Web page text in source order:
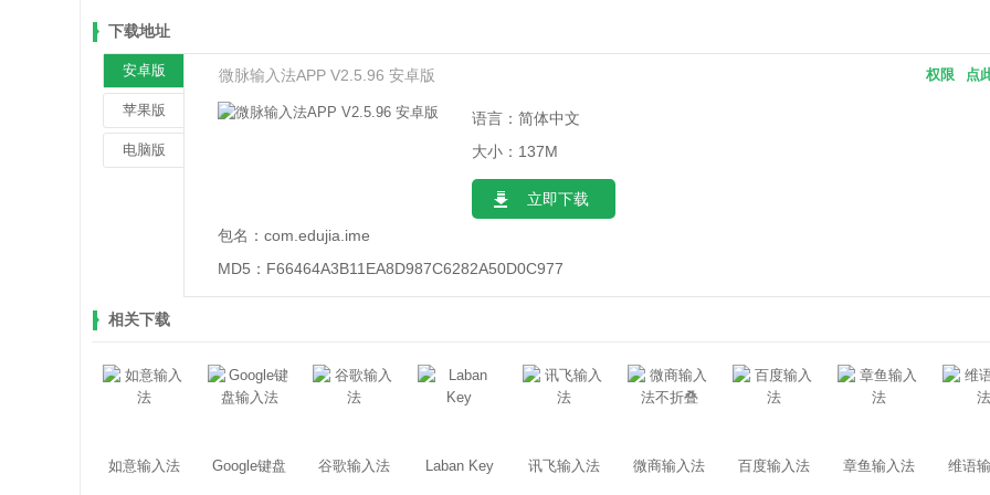
下载地址
安卓版
苹果版
电脑版
微脉输入法APP V2.5.96 安卓版 点
权限
语言：简体中文
大小：137M
立即下载
包名： com.edujia.ime
MD5： F66464A3B11EA8D987C6282A50D0C977
相关下载
如意输入法
Google键盘
谷歌输入法 Laban Key 讯飞输入法
微商输入法
百度输入法 章鱼输入法 维语